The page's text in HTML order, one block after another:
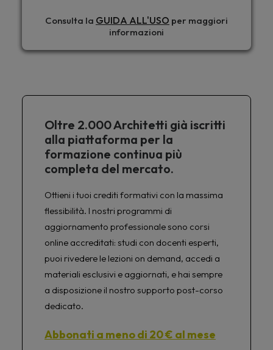
Consulta la GUIDA ALL'USO per maggiori
informazioni
Oltre 2.000 Architetti già iscritti
alla piattaforma per la
formazione continua più
completa del mercato.
Ottieni i tuoi crediti formativi con la massima
flessibilità. I nostri programmi di
aggiornamento professionale sono corsi
online accreditati: studi con docenti esperti,
puoi rivedere le lezioni on demand, accedi a
materiali esclusivi e aggiornati, e hai sempre
a disposizione il nostro supporto post-corso
dedicato.
Abbonati a meno di 20 € al mese